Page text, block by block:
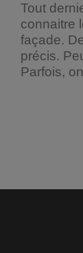
Tout
connaitre
façade.
précis.
Parfois,